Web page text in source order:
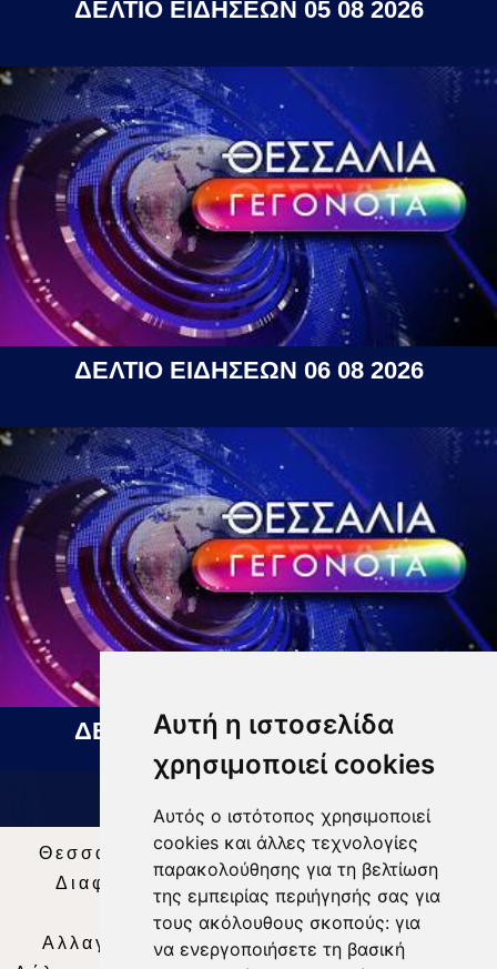
Αυτή η ιστοσελίδα
χρησιμοποιεί cookies
Αυτός ο ιστότοπος χρησιμοποιεί
cookies και άλλες τεχνολογίες
παρακολούθησης για τη βελτίωση
της εμπειρίας περιήγησής σας για
τους ακόλουθους σκοπούς: για
να ενεργοποιήσετε τη βασική
ΔΕΛΤΙΟ ΕΙΔΗΣΕΩΝ 05 08 2026
ΔΕΛΤΙΟ ΕΙΔΗΣΕΩΝ 06 08 2026
ΔΕΛΤΙΟ ΕΙΔΗΣΕΩΝ 07 08 2026
Θεσσαλία Τηλεόραση|SNG Services
Διαφήμιση | Όροι Χρήσης |Δήλωση
Απορρήτου |
Περιεχόμενο
Αλλαγή Προτιμήσεων για τα Cookies